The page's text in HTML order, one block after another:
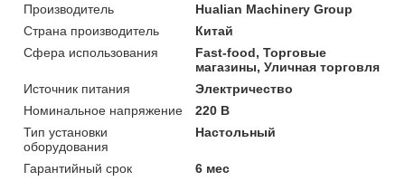
Производитель
Hualian Machinery Group
Страна производитель
Китай
Сфера использования
Fast-food, Торговые
магазины, Уличная торговля
Источник питания
Электричество
Номинальное напряжение
220 В
Тип установки
оборудования
Настольный
Гарантийный срок
6 мес